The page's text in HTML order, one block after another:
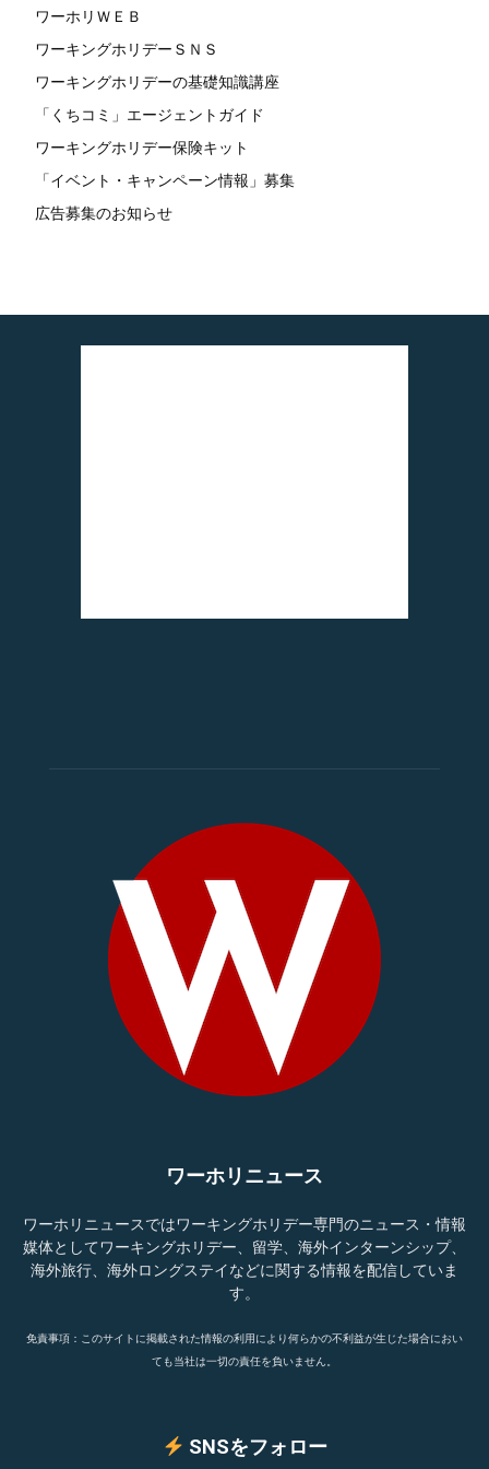
ワーホリＷＥＢ
ワーキングホリデーＳＮＳ
ワーキングホリデーの基礎知識講座
「くちコミ」エージェントガイド
ワーキングホリデー保険キット
「イベント・キャンペーン情報」募集
広告募集のお知らせ
ワーホリニュース
ワーホリニュースではワーキングホリデー専門のニュース・情報
媒体としてワーキングホリデー、留学、海外インターンシップ、
海外旅行、海外ロングステイなどに関する情報を配信していま
す。
免責事項：このサイトに掲載された情報の利用により何らかの不利益が生じた場合におい
ても当社は一切の責任を負いません。
SNSをフォロー